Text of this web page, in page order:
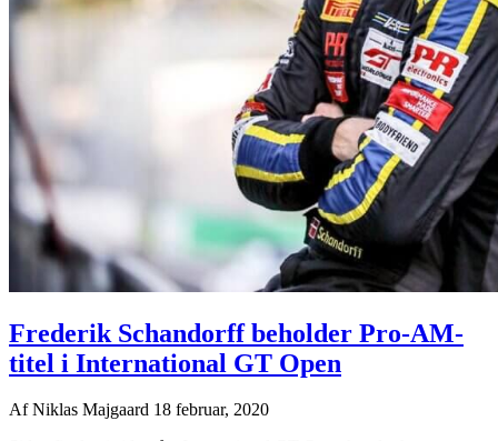
Frederik Schandorff beholder Pro-AM-
titel i International GT Open
AfNiklas Majgaard 18 februar, 2020